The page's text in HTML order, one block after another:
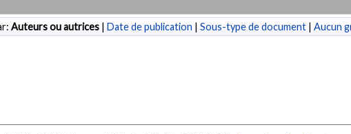
Auteurs ou autrices | Date de publication | Sous-type de document | Aucun